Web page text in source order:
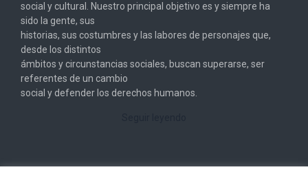
social y cultural. Nuestro principal objetivo es y siempre ha
sido la gente, sus
historias, sus costumbres y las labores de personajes que,
desde los distintos
ámbitos y circunstancias sociales, buscan superarse, ser
referentes de un cambio
social y defender los derechos humanos.